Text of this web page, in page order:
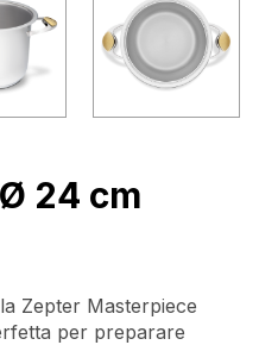
24 cm
Zepter Masterpiece
per preparare